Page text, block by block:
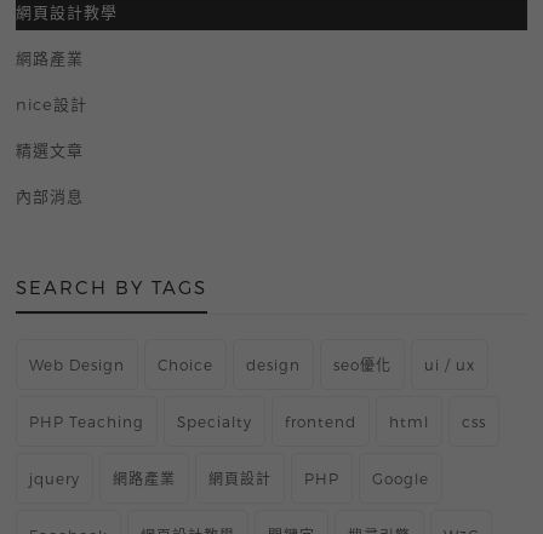
網頁設計教學
網路產業
nice設計
精選文章
內部消息
SEARCH BY TAGS
Web Design Choice design seo優化 ui / ux
PHP Teaching Specialty frontend html css
jquery 網路產業 網頁設計 PHP Google